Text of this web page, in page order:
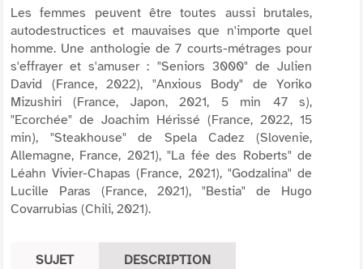
Les femmes peuvent être toutes aussi brutales,
autodestructices et mauvaises que n'importe quel
homme. Une anthologie de 7 courts-métrages pour
s'effrayer et s'amuser : "Seniors 3000" de Julien
David (France, 2022), "Anxious Body" de Yoriko
Mizushiri (France, Japon, 2021, 5 min 47 s),
"Ecorchée" de Joachim Hérissé (France, 2022, 15
min), "Steakhouse" de Spela Cadez (Slovenie,
Allemagne, France, 2021), "La fée des Roberts" de
Léahn Vivier-Chapas (France, 2021), "Godzalina" de
Lucille Paras (France, 2021), "Bestia" de Hugo
Covarrubias (Chili, 2021).
SUJET DESCRIPTION